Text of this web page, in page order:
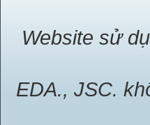
Website sử
EDA., JSC.